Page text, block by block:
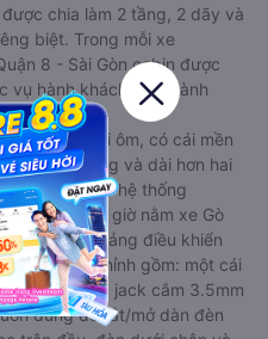
chia làm 2 tầng, 2 dãy và
biệt. Trong mỗi xe
8 - Sài Gòn cabin được
vụ hành khách suốt hành
rời, có gối ôm, có cái mền
Giường rộng và dài hơn hai
Đặc biệt là hệ thống
trong những giờ nằm xe Gò
Gòn dài. Bảng điều khiển
tay tuỳ chỉnh gồm: một cái
USB , 1 jack cắm 3.5mm
dùng để tắt/mở dàn đèn